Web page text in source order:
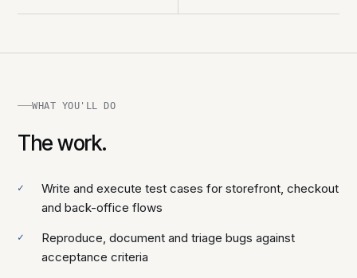
WHAT YOU'LL DO
The work.
Write and execute test cases for storefront, checkout
and back-office flows
Reproduce, document and triage bugs against
acceptance criteria